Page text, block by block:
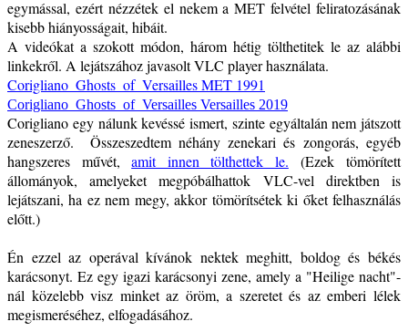
egymással, ezért nézzétek el nekem a MET felvétel feliratozásának
kisebb hiányosságait, hibáit.
A videókat a szokott módon, három hétig tölthetitek le az alábbi
linkekről. A lejátszához javasolt VLC player használata.
Corigliano_Ghosts_of_Versailles MET 1991
Corigliano_Ghosts_of_Versailles Versailles 2019
Corigliano egy nálunk kevéssé ismert, szinte egyáltalán nem játszott
zeneszerző. Összeszedtem néhány zenekari és zongorás, egyéb
hangszeres művét,amit innen tölthettek le. (Ezek tömörített
állományok, amelyeket megpóbálhattok VLC-vel direktben is
lejátszani, ha ez nem megy, akkor tömörítsétek ki őket felhasználás
előtt.)
Én ezzel az operával kívánok nektek meghitt, boldog és békés
karácsonyt. Ez egy igazi karácsonyi zene, amely a "Heilige nacht"-
nál közelebb visz minket az öröm, a szeretet és az emberi lélek
megismeréséhez, elfogadásához.